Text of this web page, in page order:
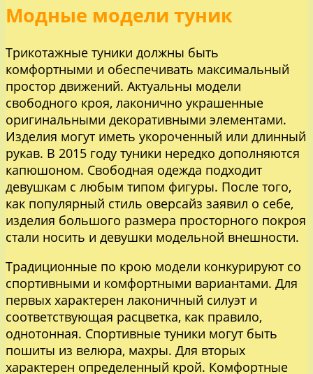
Модные модели туник
Трикотажные туники должны быть
комфортными и обеспечивать максимальный
простор движений. Актуальны модели
свободного кроя, лаконично украшенные
оригинальными декоративными элементами.
Изделия могут иметь укороченный или длинный
рукав. В 2015 году туники нередко дополняются
капюшоном. Свободная одежда подходит
девушкам с любым типом фигуры. После того,
как популярный стиль оверсайз заявил о себе,
изделия большого размера просторного покроя
стали носить и девушки модельной внешности.
Традиционные по крою модели конкурируют со
спортивными и комфортными вариантами. Для
первых характерен лаконичный силуэт и
соответствующая расцветка, как правило,
однотонная. Спортивные туники могут быть
пошиты из велюра, махры. Для вторых
характерен определенный крой. Комфортные